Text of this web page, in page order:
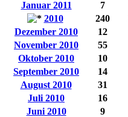
Januar 2011
7
2010
240
Dezember 2010
12
November 2010
55
Oktober 2010
10
September 2010
14
August 2010
31
Juli 2010
16
Juni 2010
9